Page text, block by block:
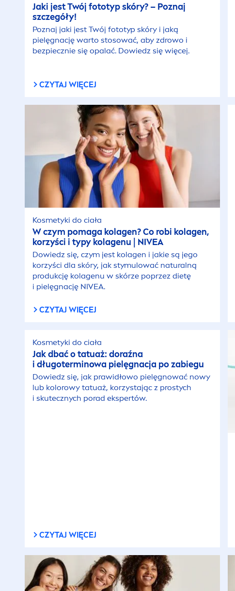
Jaki jest Twój fototyp skóry? – Poznaj
szczegóły!
Poznaj jaki jest Twój fototyp skóry i jaką
pielęgnację warto stosować, aby zdrowo i
bezpiecznie się opalać. Dowiedz się więcej.
CZYTAJ WIĘCEJ
Kosmetyki do ciała
W czym pomaga kolagen? Co robi kolagen,
korzyści i typy kolagenu | NIVEA
Dowiedz się, czym jest kolagen i jakie są jego
korzyści dla skóry, jak stymulować naturalną
produkcję kolagenu w skórze poprzez dietę
i pielęgnację NIVEA.
CZYTAJ WIĘCEJ
Kosmetyki do ciała
Jak dbać o tatuaż: doraźna
i długoterminowa pielęgnacja po zabiegu
Dowiedz się, jak prawidłowo pielęgnować nowy
lub kolorowy tatuaż, korzystając z prostych
i skutecznych porad ekspertów.
CZYTAJ WIĘCEJ